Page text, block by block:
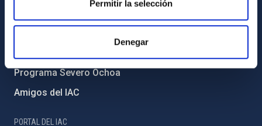
Permitir la selección
Denegar
Programa Severo Ochoa
Amigos del IAC
PORTAL DEL IAC